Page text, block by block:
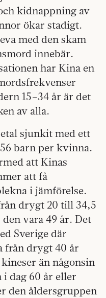
kidnappning av
ökar stadigt.
med den skam
innebär.
har Kina en
15–34 år är det
av alla.
sjunkit med ett
barn per kvinna.
att Kinas
att få
i jämförelse.
drygt 20 till 34,5
vara 49 år. Det
Sverige där
från drygt 40 år
än någonsin
i dag 60 år eller
den åldersgruppen